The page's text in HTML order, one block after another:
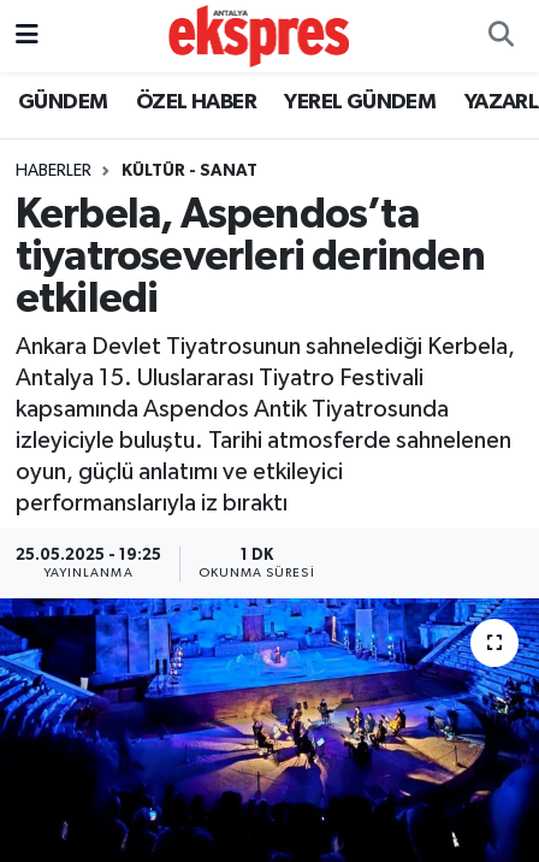
GÜNDEM ÖZEL HABER YEREL GÜNDEM
HABERLER KÜLTÜR - SANAT
Kerbela, Aspendos’ta
tiyatroseverleri derinden
etkiledi
Ankara Devlet Tiyatrosunun sahnelediği Kerbela,
Antalya 15. Uluslararası Tiyatro Festivali
kapsamında Aspendos Antik Tiyatrosunda
izleyiciyle buluştu. Tarihi atmosferde sahnelenen
oyun, güçlü anlatımı ve etkileyici
performanslarıyla iz bıraktı
25.05.2025 - 19:25
YAYINLANMA
1 DK
OKUNMA SÜRESI
ÖZEL HABER
YEREL GÜNDEM
EKONOMİ
KÜLTÜR - SANAT
SİYASET
DÜNYA
EĞİTİM
TURİZM
RÖPORTAJ
VİDEO HABERLER
Nöbetçi Eczaneler
Trafik Durumu
Süper Lig Puan Durumu ve Fikstür
Tüm Manşetler
Son Dakika Haberleri
Haber Arşivi